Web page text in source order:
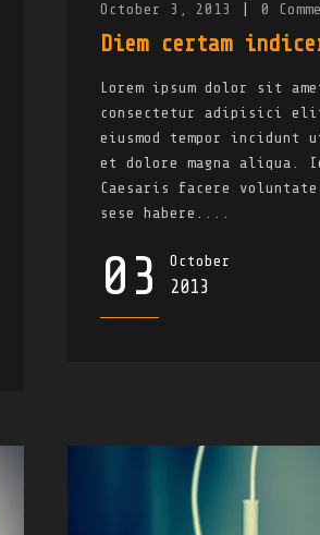
October 3, 2013 0
Diem certam
Lorem ipsum dolor sit
consectetur adipisici
eiusmod tempor incidunt
et dolore magna aliqua.
Caesaris facere
sese habere....
03 October
2013